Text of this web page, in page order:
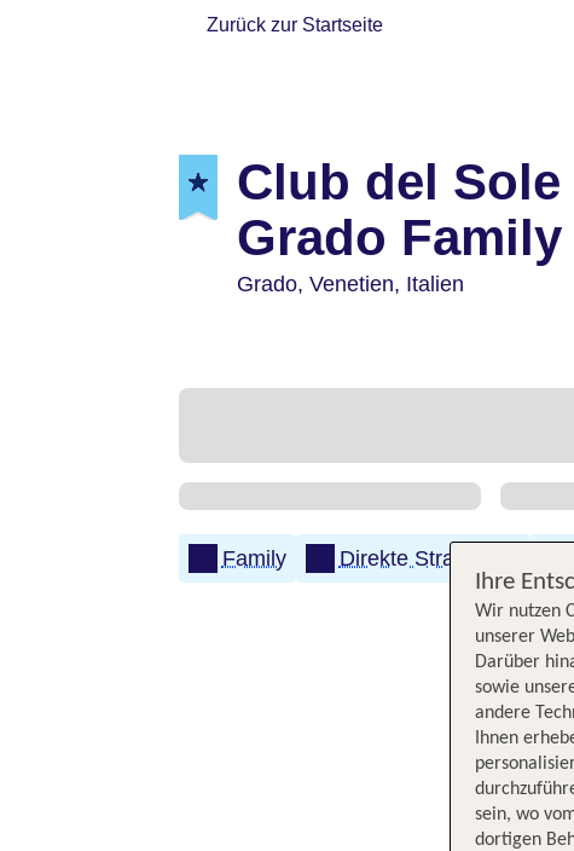
Zurück zur Startseite
Club del
Grado
Grado, Venetien, Italien
Family Direkte Strandlage
Ihre
Wir nutzen
unserer
Darüber
sowie
andere
Ihnen
sein, wo
dortigen